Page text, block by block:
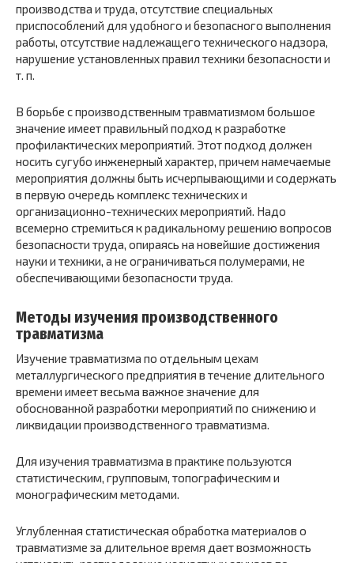
производства и труда, отсутствие специальных
приспособлений для удобного и безопасного выполнения
работы, отсутствие надлежащего технического надзора,
нарушение установленных правил техники безопасности и
т. п.
В борьбе с производственным травматизмом большое
значение имеет правильный подход к разработке
профилактических мероприятий. Этот подход должен
носить сугубо инженерный характер, причем намечаемые
мероприятия должны быть исчерпывающими и содержать
в первую очередь комплекс технических и
организационно-технических мероприятий. Надо
всемерно стремиться к радикальному решению вопросов
безопасности труда, опираясь на новейшие достижения
науки и техники, а не ограничиваться полумерами, не
обеспечивающими безопасности труда.
Методы изучения производственного
травматизма
Изучение травматизма по отдельным цехам
металлургического предприятия в течение длительного
времени имеет весьма важное значение для
обоснованной разработки мероприятий по снижению и
ликвидации производственного травматизма.
Для изучения травматизма в практике пользуются
статистическим, групповым, топографическим и
монографическим методами.
Углубленная статистическая обработка материалов о
травматизме за длительное время дает возможность